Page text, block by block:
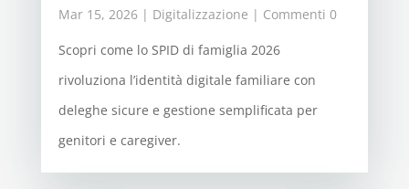
Mar 15, 2026| Digitalizzazione | Commenti 0
Scopri come lo SPID di famiglia 2026
rivoluziona l’identità digitale familiare con
deleghe sicure e gestione semplificata per
genitori e caregiver.